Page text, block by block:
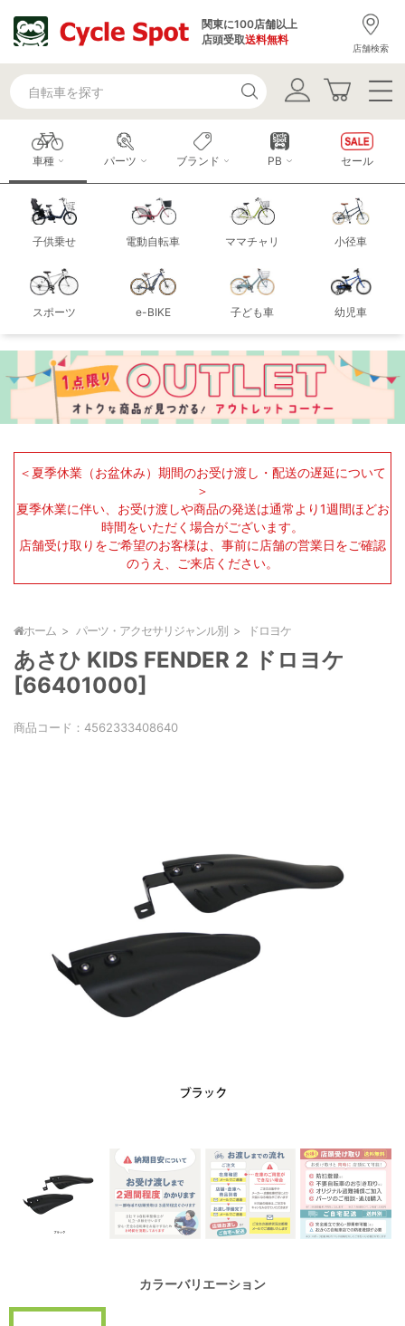
関東に100店舗以上
店頭受取送料無料
店舗検索
車種
子供乗せ 電動自転車 ママチャリ 小径車
スポーツ e-BIKE 子ども車 幼児車
パーツ ブランド PB セール
＜夏季休業（お盆休み）期間のお受け渡し・配送の遅延について
＞
夏季休業に伴い、お受け渡しや商品の発送は通常より1週間ほどお
時間をいただく場合がございます。
店舗受け取りをご希望のお客様は、事前に店舗の営業日をご確認
のうえ、ご来店ください。
ホーム パーツ・アクセサリジャンル別 ドロヨケ
あさひ KIDS FENDER 2 ドロヨケ
[66401000]
商品コード： 4562333408640
カラーバリエーション